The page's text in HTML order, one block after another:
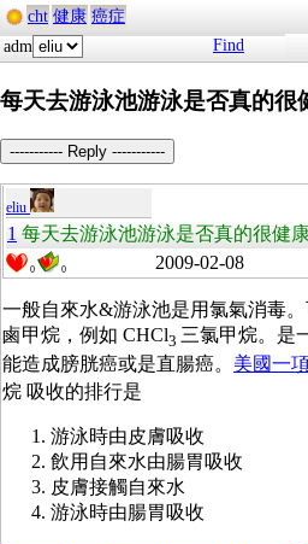
cht 健康 癌症
adm
Find
每天去游泳池游泳是否真的很
----------- Reply -----------
eliu
1 每天去游泳池游泳是否真的很健
0 0 2009-02-08
一般自來水&游泳池是用氯氣消毒。
鹵甲烷，例如 CHCl3 三氯甲烷。是
能造成膀胱癌或是直腸癌。 美國一
烷 吸收的排行是
游泳時由皮膚吸收
飲用自來水由腸胃吸收
皮膚接觸自來水
游泳時由腸胃吸收